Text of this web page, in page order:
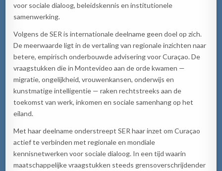
voor sociale dialoog, beleidskennis en institutionele
samenwerking.
Volgens de SER is internationale deelname geen doel op zich.
De meerwaarde ligt in de vertaling van regionale inzichten naar
betere, empirisch onderbouwde advisering voor Curaçao. De
vraagstukken die in Montevideo aan de orde kwamen —
migratie, ongelijkheid, vrouwenkansen, onderwijs en
kunstmatige intelligentie — raken rechtstreeks aan de
toekomst van werk, inkomen en sociale samenhang op het
eiland.
Met haar deelname onderstreept SER haar inzet om Curaçao
actief te verbinden met regionale en mondiale
kennisnetwerken voor sociale dialoog. In een tijd waarin
maatschappelijke vraagstukken steeds grensoverschrijdender